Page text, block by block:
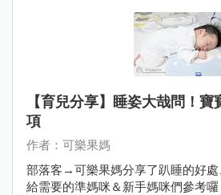
【育兒分享】睡姿大哉問！
項
作者：可樂果媽
部落客→可樂果媽分享了趴睡的好
給需要的準媽咪＆新手媽咪們參考